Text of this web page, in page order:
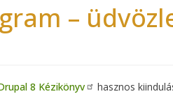
–
8 Kézikönyv
hasznos